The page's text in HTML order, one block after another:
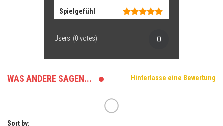
Spielgefühl
Users (0 votes) 0
WAS ANDERE SAGEN... Hinterlasse eine Bewertung
Sort by: